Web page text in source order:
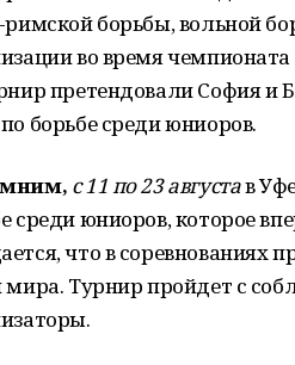
римской борьбы, вольной
во время
претендовали София и
борьбе среди юниоров.
с 11 по 23 августав
среди юниоров, которое
что в соревнованиях
мира. Турнир пройдет с